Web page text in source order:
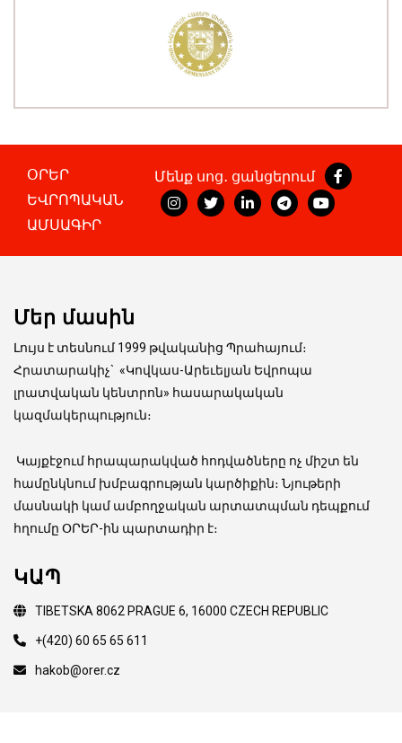
ՕՐԵՐ
ԵՎՐՈՊԱԿԱՆ
ԱՄՍԱԳԻՐ
Մենք սոց․ ցանցերում
Մեր մասին
Լույս է տեսնում 1999 թվականից Պրահայում։
Հրատարակիչ` «Կովկաս-Արեւելյան Եվրոպա
լրատվական կենտրոն» հասարակական
կազմակերպություն։
Կայքէջում հրապարակված հոդվածները ոչ միշտ են
համընկնում խմբագրության կարծիքին։ Նյութերի
մասնակի կամ ամբողջական արտատպման դեպքում
հղումը ՕՐԵՐ-ին պարտադիր է։
ԿԱՊ
TIBETSKA 8062 PRAGUE 6, 16000 CZECH REPUBLIC
+(420) 60 65 65 611
hakob@orer.cz